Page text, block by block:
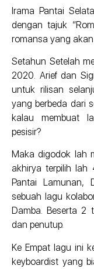
Irama Pantai
dengan tajuk
romansa yang akan
Setahun Setelah
2020. Arief dan
untuk rilisan
yang berbeda dari
kalau membuat
pesisir?
Maka digodok lah
akhirya terpilih lah
Pantai Lamunan,
sebuah lagu
Damba. Beserta 2
dan penutup.
Ke Empat lagu ini
keyboardist yang